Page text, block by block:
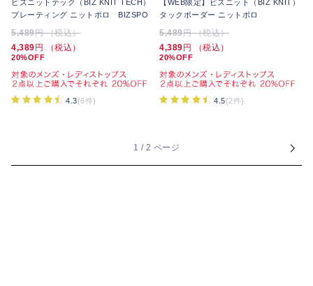
ビズニットテック（BIZ KNIT TECH）
プレーティング ニットポロ BIZSPO
5,489円 （税込）
4,389円 （税込）
20%OFF
4.3(6件)
【WEB限定】ビズニット（BIZ KNIT）
タックボーダー ニットポロ
5,489円 （税込）
4,389円 （税込）
20%OFF
4.5(2件)
1 / 2 ページ